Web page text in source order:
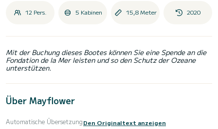
12 Pers. 5 Kabinen 15,8 Meter 2020
Mit der Buchung dieses Bootes können Sie eine Spende an die
Fondation de la Mer leisten und so den Schutz der Ozeane
unterstützen.
Über Mayflower
Automatische ÜbersetzungDen Originaltext anzeigen